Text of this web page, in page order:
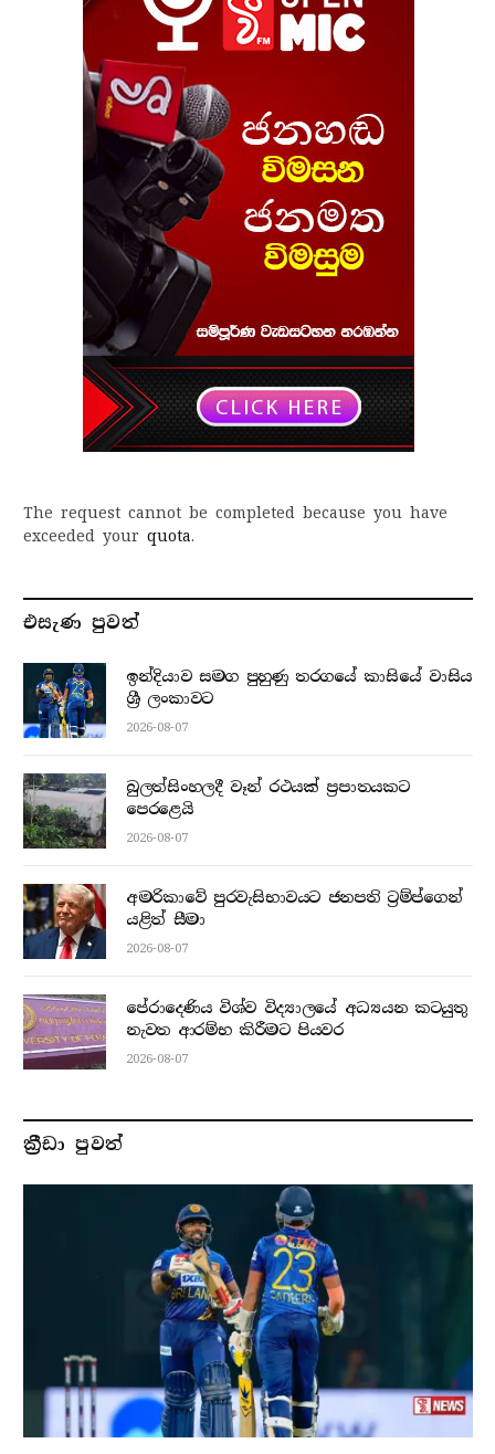
The request cannot be completed because you have
exceeded your quota.
එසැණ පුව​ත්
ඉන්දියාව සමග පුහුණු තරගයේ කාසියේ වාසිය
ශ්‍රී ලංකාවට
2026-08-07
බුලත්සිංහලදී වෑන් රථයක් ප්‍රපාතයකට
පෙරළෙයි
2026-08-07
අමරිකාවේ පුරවැසිභාවයට ජනපති ට්‍රම්ප්ගෙන්
යළිත් සීමා
2026-08-07
පේරාදෙණිය විශ්ව විද්‍යාලයේ අධ්‍යයන කටයුතු
නැවත ආරම්භ කිරීමට පියවර
2026-08-07
ක්‍රීඩා පුවත්